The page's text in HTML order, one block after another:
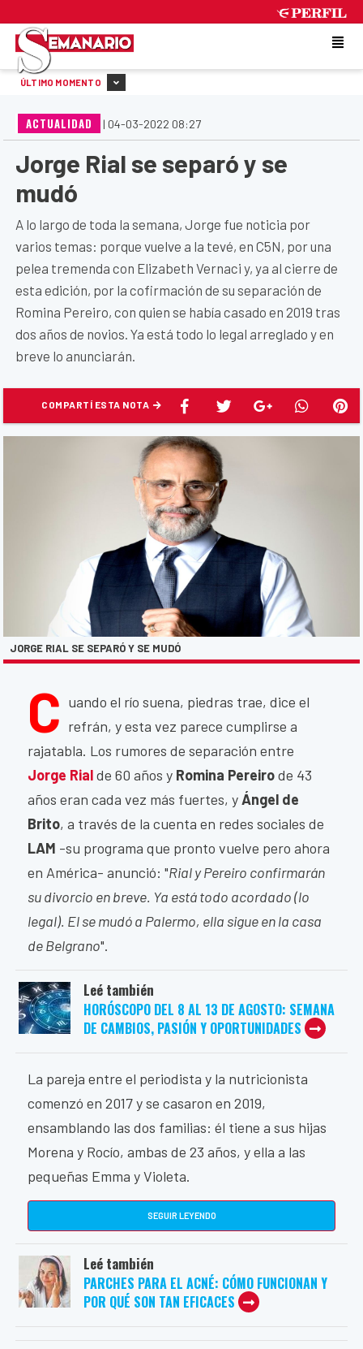
ÚLTIMO MOMENTO
ACTUALIDAD | 04-03-2022 08:27
Jorge Rial se separó y se
mudó
A lo largo de toda la semana, Jorge fue noticia por
varios temas: porque vuelve a la tevé, en C5N, por una
pelea tremenda con Elizabeth Vernaci y, ya al cierre de
esta edición, por la cofirmación de su separación de
Romina Pereiro, con quien se había casado en 2019 tras
dos años de novios. Ya está todo lo legal arreglado y en
breve lo anunciarán.
COMPARTÍ ESTA NOTA
JORGE RIAL SE SEPARÓ Y SE MUDÓ
C uando el río suena, piedras trae, dice el
refrán, y esta vez parece cumplirse a
rajatabla. Los rumores de separación entre
Jorge Rialde 60 años y Romina Pereirode 43
años eran cada vez más fuertes, y Ángel de
Brito, a través de la cuenta en redes sociales de
LAM -su programa que pronto vuelve pero ahora
en América- anunció: "Rial y Pereiro confirmarán
su divorcio en breve. Ya está todo acordado (lo
legal). El se mudó a Palermo, ella sigue en la casa
de Belgrano".
Leé también
HORÓSCOPO DEL 8 AL 13 DE AGOSTO: SEMANA
DE CAMBIOS, PASIÓN Y OPORTUNIDADES
La pareja entre el periodista y la nutricionista
comenzó en 2017 y se casaron en 2019,
ensamblando las dos familias: él tiene a sus hijas
Morena y Rocío, ambas de 23 años, y ella a las
pequeñas Emma y Violeta.
SEGUIR LEYENDO
Leé también
PARCHES PARA EL ACNÉ: CÓMO FUNCIONAN Y
POR QUÉ SON TAN EFICACES